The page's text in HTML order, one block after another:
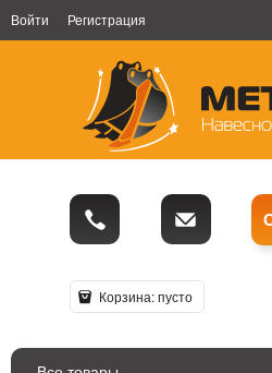
Войти Регистрация
Корзина:пусто